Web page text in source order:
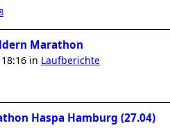
Marathon
in Laufberichte
Haspa Hamburg (27.04)